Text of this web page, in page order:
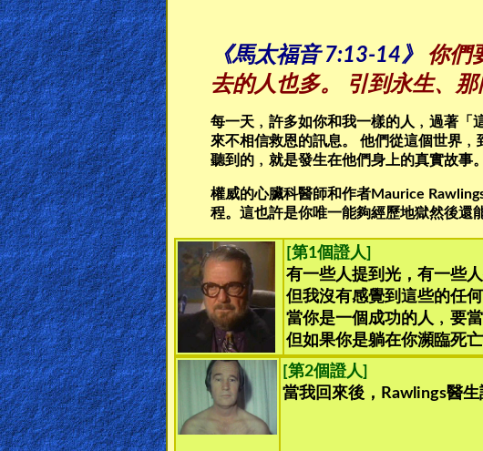
🎞
Bible
Movies
🎞
Gospel
Videos
🎞
Godly
Movies
🎞
CBN
Videos
《馬太福音 7:13-14》
你們
去的人也多。 引到永生、
每一天﹐許多如你和我一樣的人﹐過著「
來不相信救恩的訊息。 他們從這個世界
聽到的﹐就是發生在他們身上的真實故事。
權威的心臟科醫師和作者Maurice
程。這也許是你唯一能夠經歷地獄然後還
[第1個證人]
有一些人提到光，有一些
但我沒有感覺到這些的任
當你是一個成功的人﹐要
但如果你是躺在你瀕臨死
[第2個證人]
當我回來後，Rawlings醫生